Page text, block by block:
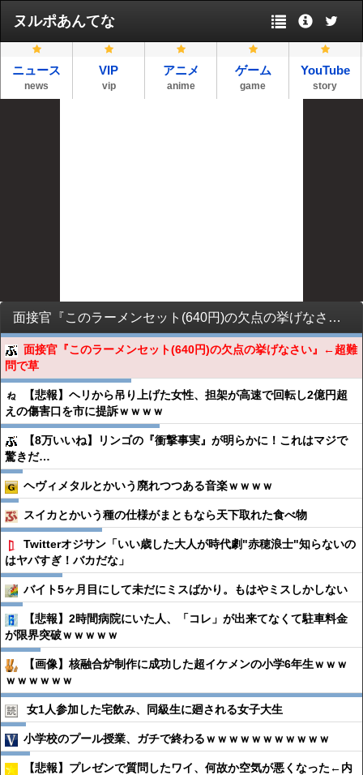
ヌルポあんてな
ニュース
news
VIP
vip
アニメ
anime
ゲーム
game
YouTube
story
面接官『このラーメンセット(640円)の欠点の挙げなさい』←超難問で草
面接官『このラーメンセット(640円)の欠点の挙げなさい』←超難
問で草
【悲報】ヘリから吊り上げた女性、担架が高速で回転し2億円超
えの傷害口を市に提訴ｗｗｗｗ
【8万いいね】リンゴの『衝撃事実』が明らかに！これはマジで
驚きだ…
ヘヴィメタルとかいう廃れつつある音楽ｗｗｗｗ
スイカとかいう種の仕様がまともなら天下取れた食べ物
Twitterオジサン「いい歳した大人が時代劇"赤穂浪士"知らないの
はヤバすぎ！バカだな」
バイト5ヶ月目にして未だにミスばかり。もはやミスしかしない
【悲報】2時間病院にいた人、「コレ」が出来てなくて駐車料金
が限界突破ｗｗｗｗｗ
【画像】核融合炉制作に成功した超イケメンの小学6年生ｗｗｗ
ｗｗｗｗｗｗ
女1人参加した宅飲み、同級生に廻される女子大生
小学校のプール授業、ガチで終わるｗｗｗｗｗｗｗｗｗｗｗ
【悲報】プレゼンで質問したワイ、何故か空気が悪くなった←内